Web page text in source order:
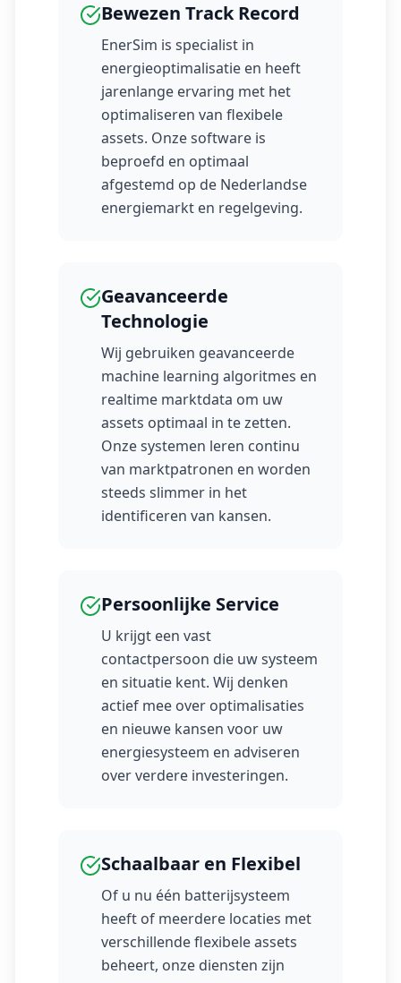
Bewezen Track Record
EnerSim is specialist in
energieoptimalisatie en heeft
jarenlange ervaring met het
optimaliseren van flexibele
assets. Onze software is
beproefd en optimaal
afgestemd op de Nederlandse
energiemarkt en regelgeving.
Geavanceerde
Technologie
Wij gebruiken geavanceerde
machine learning algoritmes en
realtime marktdata om uw
assets optimaal in te zetten.
Onze systemen leren continu
van marktpatronen en worden
steeds slimmer in het
identificeren van kansen.
Persoonlijke Service
U krijgt een vast
contactpersoon die uw systeem
en situatie kent. Wij denken
actief mee over optimalisaties
en nieuwe kansen voor uw
energiesysteem en adviseren
over verdere investeringen.
Schaalbaar en Flexibel
Of u nu één batterijsysteem
heeft of meerdere locaties met
verschillende flexibele assets
beheert, onze diensten zijn